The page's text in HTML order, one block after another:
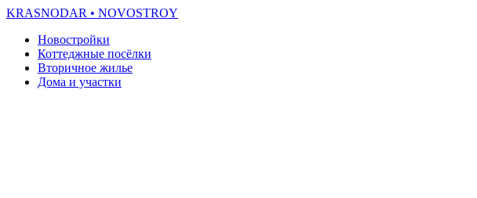
KRASNODAR • NOVOSTROY
Новостройки
Коттеджные посёлки
Вторичное жилье
Дома и участки